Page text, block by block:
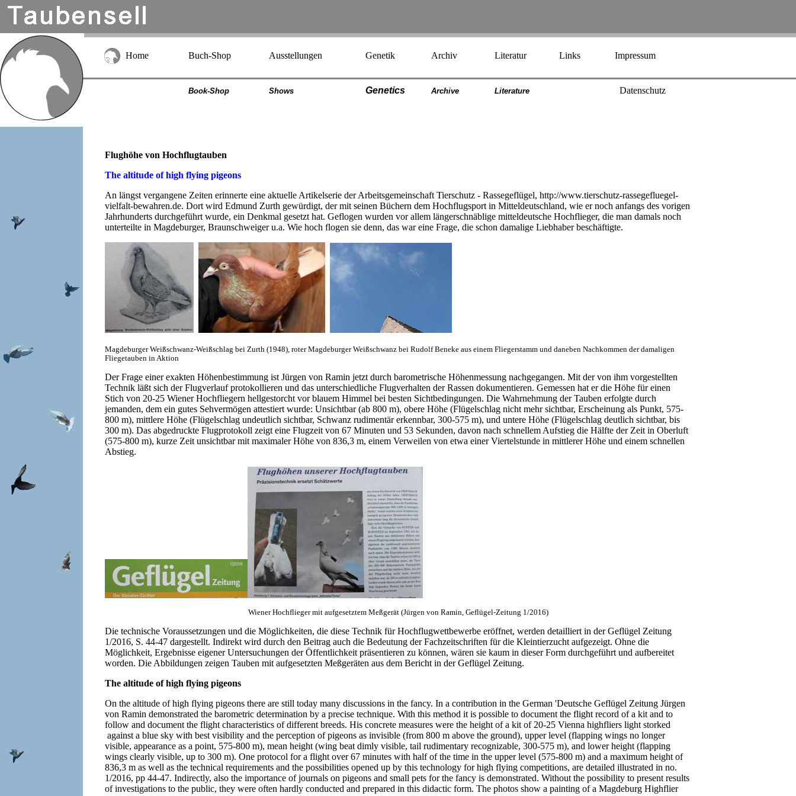
Home Buch-Shop Ausstellungen Genetik Archiv Literatur Links Impressum
Book-Shop Shows Genetics Archive Literature Datenschutz
Flughöhe von Hochflugtauben
The altitude of high flying pigeons
An längst vergangene Zeiten erinnerte eine aktuelle Artikelserie der Arbeitsgemeinschaft Tierschutz - Rassegeflügel, http://www.tierschutz-rassegefluegel-
vielfalt-bewahren.de. Dort wird Edmund Zurth gewürdigt, der mit seinen Büchern dem Hochflugsport in Mitteldeutschland, wie er noch anfangs des vorigen
Jahrhunderts durchgeführt wurde, ein Denkmal gesetzt hat. Geflogen wurden vor allem längerschnäblige mitteldeutsche Hochflieger, die man damals noch
unterteilte in Magdeburger, Braunschweiger u.a. Wie hoch flogen sie denn, das war eine Frage, die schon damalige Liebhaber beschäftigte.
Magdeburger Weißschwanz-Weißschlag bei Zurth (1948), roter Magdeburger Weißschwanz bei Rudolf Beneke aus einem Fliegerstamm und daneben Nachkommen der damaligen
Fliegetauben in Aktion
Der Frage einer exakten Höhenbestimmung ist Jürgen von Ramin jetzt durch barometrische Höhenmessung nachgegangen. Mit der von ihm vorgestellten
Technik läßt sich der Flugverlauf protokollieren und das unterschiedliche Flugverhalten der Rassen dokumentieren. Gemessen hat er die Höhe für einen
Stich von 20-25 Wiener Hochfliegern hellgestorcht vor blauem Himmel bei besten Sichtbedingungen. Die Wahrnehmung der Tauben erfolgte durch
jemanden, dem ein gutes Sehvermögen attestiert wurde: Unsichtbar (ab 800 m), obere Höhe (Flügelschlag nicht mehr sichtbar, Erscheinung als Punkt, 575-
800 m), mittlere Höhe (Flügelschlag undeutlich sichtbar, Schwanz rudimentär erkennbar, 300-575 m), und untere Höhe (Flügelschlag deutlich sichtbar, bis
300 m). Das abgedruckte Flugprotokoll zeigt eine Flugzeit von 67 Minuten und 53 Sekunden, davon nach schnellem Aufstieg die Hälfte der Zeit in Oberluft
(575-800 m), kurze Zeit unsichtbar mit maximaler Höhe von 836,3 m, einem Verweilen von etwa einer Viertelstunde in mittlerer Höhe und einem schnellen
Abstieg.
Wiener Hochflieger mit aufgesetztem Meßgerät (Jürgen von Ramin, Geflügel-Zeitung 1/2016)
Die technische Voraussetzungen und die Möglichkeiten, die diese Technik für Hochflugwettbewerbe eröffnet, werden detailliert in der Geflügel Zeitung
1/2016, S. 44-47 dargestellt. Indirekt wird durch den Beitrag auch die Bedeutung der Fachzeitschriften für die Kleintierzucht aufgezeigt. Ohne die
Möglichkeit, Ergebnisse eigener Untersuchungen der Öffentlichkeit präsentieren zu können, wären sie kaum in dieser Form durchgeführt und aufbereitet
worden. Die Abbildungen zeigen Tauben mit aufgesetzten Meßgeräten aus dem Bericht in der Geflügel Zeitung.
The altitude of high flying pigeons
On the altitude of high flying pigeons there are still today many discussions in the fancy. In a contribution in the German 'Deutsche Geflügel Zeitung Jürgen
von Ramin demonstrated the barometric determination by a precise technique. With this method it is possible to document the flight record of a kit and to
follow and document the flight characteristics of different breeds. His concrete measures were the height of a kit of 20-25 Vienna highfliers light storked
against a blue sky with best visibility and the perception of pigeons as invisible (from 800 m above the ground), upper level (flapping wings no longer
visible, appearance as a point, 575-800 m), mean height (wing beat dimly visible, tail rudimentary recognizable, 300-575 m), and lower height (flapping
wings clearly visible, up to 300 m). One protocol for a flight over 67 minutes with half of the time in the upper level (575-800 m) and a maximum height of
836,3 m as well as the technical requirements and the possibilities opened up by this technology for high flying competitions, are detailed illustrated in no.
1/2016, pp 44-47. Indirectly, also the importance of journals on pigeons and small pets for the fancy is demonstrated. Without the possibility to present results
of investigations to the public, they were often hardly conducted and prepared in this didactic form. The photos show a painting of a Magdeburg Highflier